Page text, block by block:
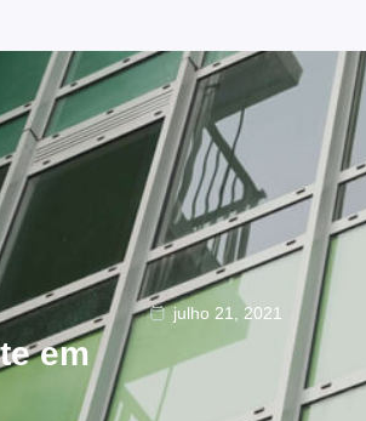
em
julho 21, 2021